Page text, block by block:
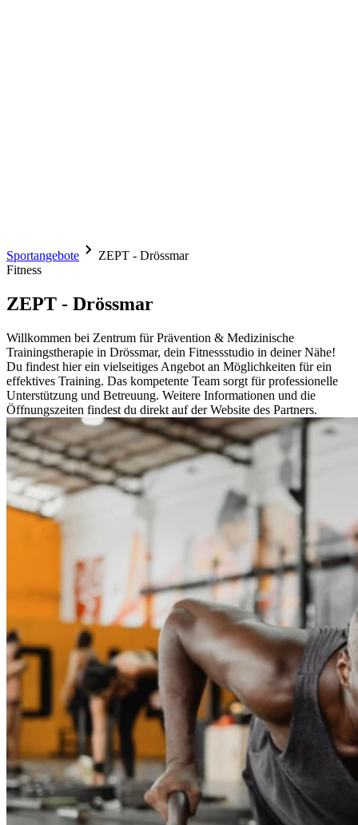
Sportangebote
ZEPT - Drössmar
Fitness
ZEPT - Drössmar
Willkommen bei Zentrum für Prävention & Medizinische
Trainingstherapie in Drössmar, dein Fitnessstudio in deiner Nähe!
Du findest hier ein vielseitiges Angebot an Möglichkeiten für ein
effektives Training. Das kompetente Team sorgt für professionelle
Unterstützung und Betreuung. Weitere Informationen und die
Öffnungszeiten findest du direkt auf der Website des Partners.